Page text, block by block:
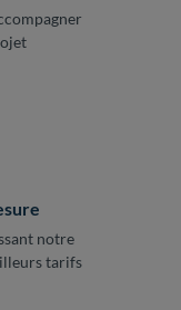
notre
tarifs